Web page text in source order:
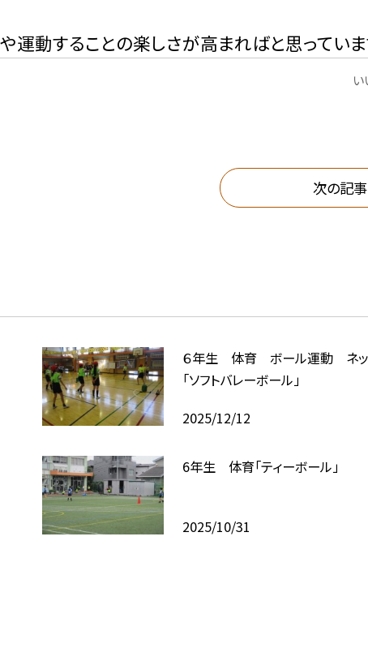
動することの楽しさが高まればと思っていま
次の記事
６年生 体育 ボール運動 ネッ
「ソフトバレーボール」
2025/12/12
6年生 体育「ティーボール」
2025/10/31